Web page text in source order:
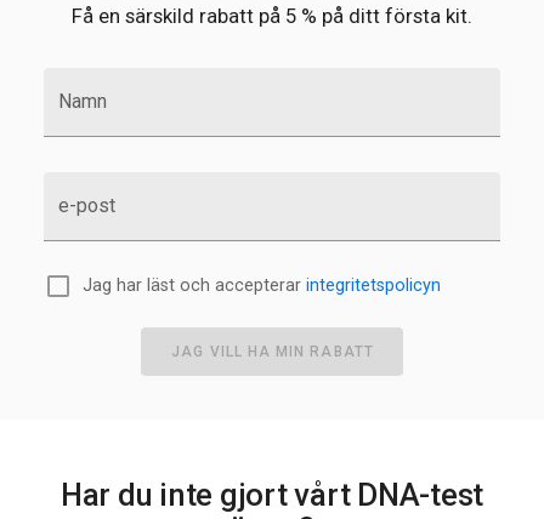
Få en särskild rabatt på 5 % på ditt första kit.
Namn
e-post
Jag har läst och accepterar integritetspolicyn
JAG VILL HA MIN RABATT
Har du inte gjort vårt DNA-test